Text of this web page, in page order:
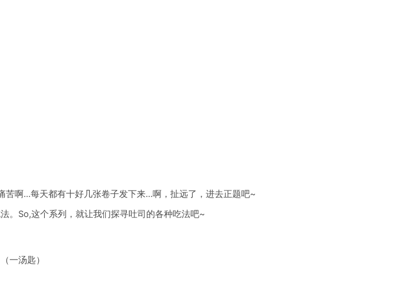
啊…每天都有十好几张卷子发下来…啊，扯远了，进去正题吧~
。So,这个系列，就让我们探寻吐司的各种吃法吧~
一汤匙）